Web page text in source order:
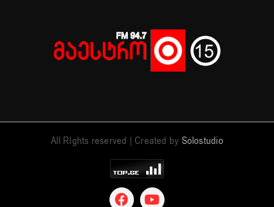
All RIghts reserved | Created by Solostudio